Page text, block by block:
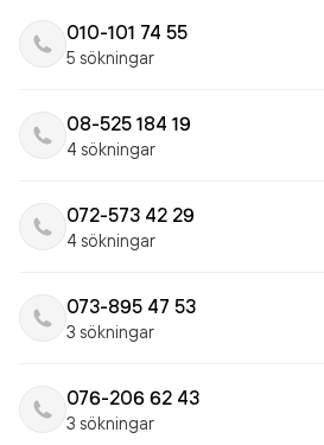
010-101 74 55
5 sökningar
08-525 184 19
4 sökningar
072-573 42 29
4 sökningar
073-895 47 53
3 sökningar
076-206 62 43
3 sökningar